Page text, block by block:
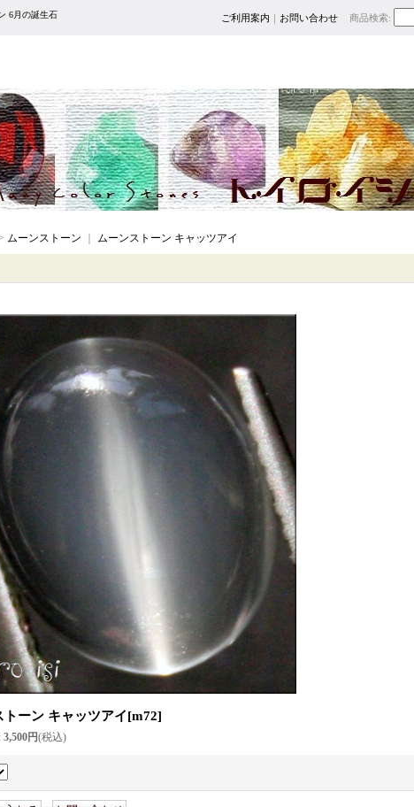
6月の誕生石 ご利用案内 ｜ お問い合わせ 商品検索:
ムーンストーン ムーンストーン キャッツアイ
トーン キャッツアイ[m72]
: 3,500円(税込)